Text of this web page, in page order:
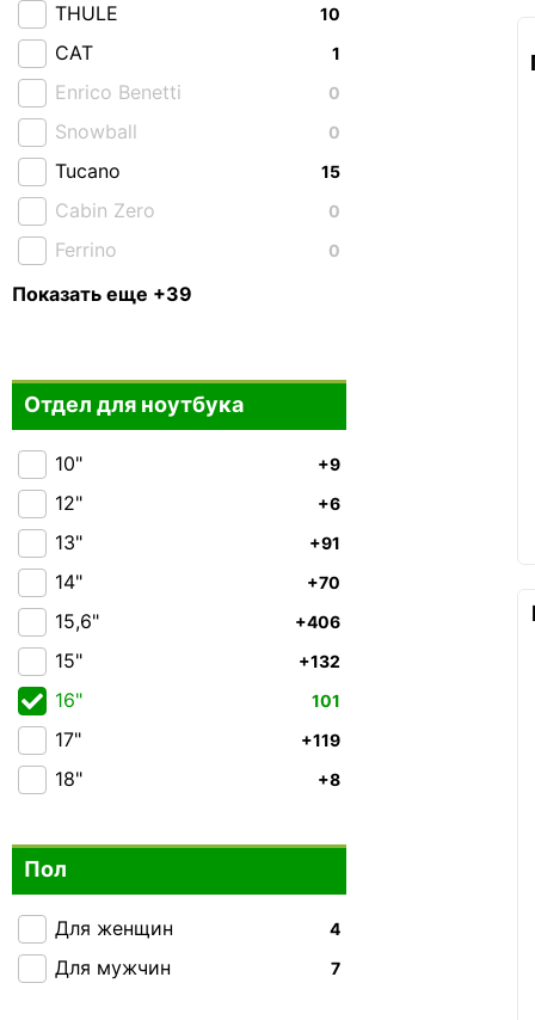
10
THULE
1
CAT
0
Enrico Benetti
0
Snowball
15
Tucano
0
Cabin Zero
0
Ferrino
Highlander
Roncato
0
Acer
Bagland
0
Caribee
0
Carlton
Показать еще +39
Отдел для ноутбука
+9
10"
+6
12"
+91
13"
+70
14"
+406
15,6"
+132
15"
101
16"
+119
17"
+8
18"
Пол
4
Для женщин
7
Для мужчин